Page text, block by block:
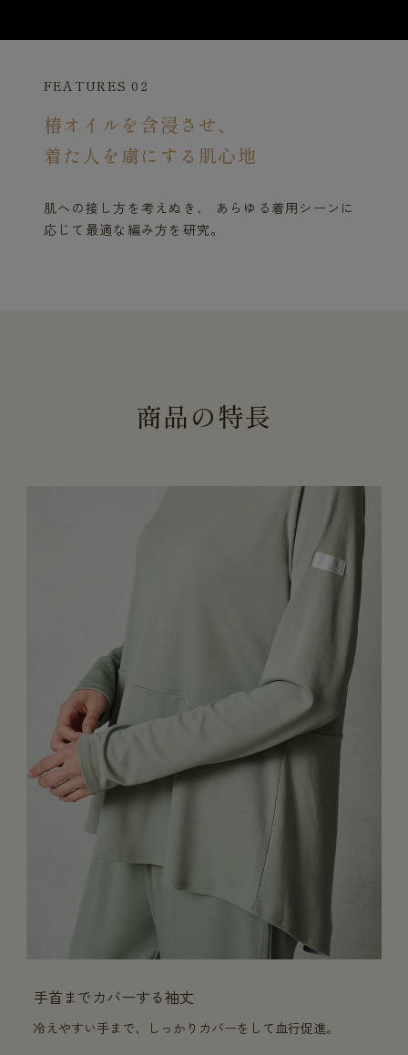
FEATURES 02
椿オイルを含浸させ、
着た人を虜にする肌心地
肌への接し方を考えぬき、 あらゆる着用シーンに
応じて最適な編み方を研究。
商品の特長
手首までカバーする袖丈
冷えやすい手まで、しっかりカバーをして血行促進。